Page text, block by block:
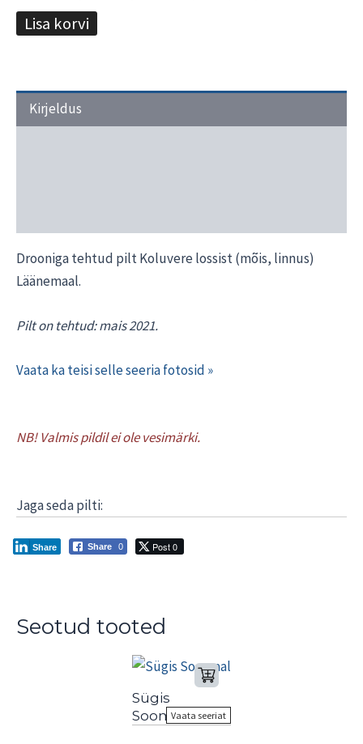
Lisa korvi
Kirjeldus
Drooniga tehtud pilt Koluvere lossist (mõis, linnus)
Läänemaal.
Pilt on tehtud: mais 2021.
Vaata ka teisi selle seeria fotosid »
NB! Valmis pildil ei ole vesimärki.
Jaga seda pilti:
Share 0 Post 0
Share
Seotud tooted
Sügis
SoomaalVaata seeriat